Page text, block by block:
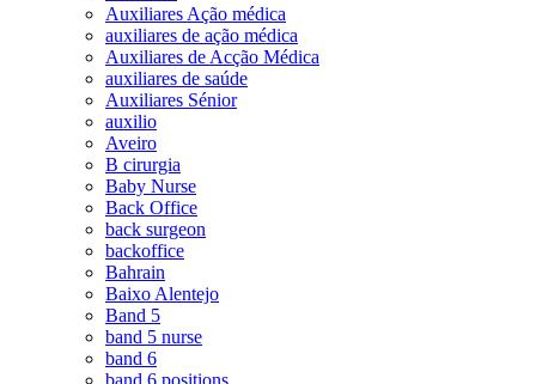
Auxiliares Ação médica
auxiliares de ação médica
Auxiliares de Acção Médica
auxiliares de saúde
Auxiliares Sénior
auxilio
Aveiro
B cirurgia
Baby Nurse
Back Office
back surgeon
backoffice
Bahrain
Baixo Alentejo
Band 5
band 5 nurse
band 6
band 6 positions